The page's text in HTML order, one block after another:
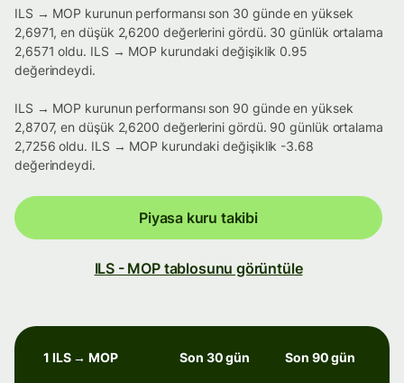
ILS → MOP kurunun performansı son 30 günde en yüksek
2,6971, en düşük 2,6200 değerlerini gördü. 30 günlük ortalama
2,6571 oldu. ILS → MOP kurundaki değişiklik 0.95
değerindeydi.
ILS → MOP kurunun performansı son 90 günde en yüksek
2,8707, en düşük 2,6200 değerlerini gördü. 90 günlük ortalama
2,7256 oldu. ILS → MOP kurundaki değişiklik -3.68
değerindeydi.
Piyasa kuru takibi
ILS - MOP tablosunu görüntüle
1 ILS → MOP Son 30 gün Son 90 gün